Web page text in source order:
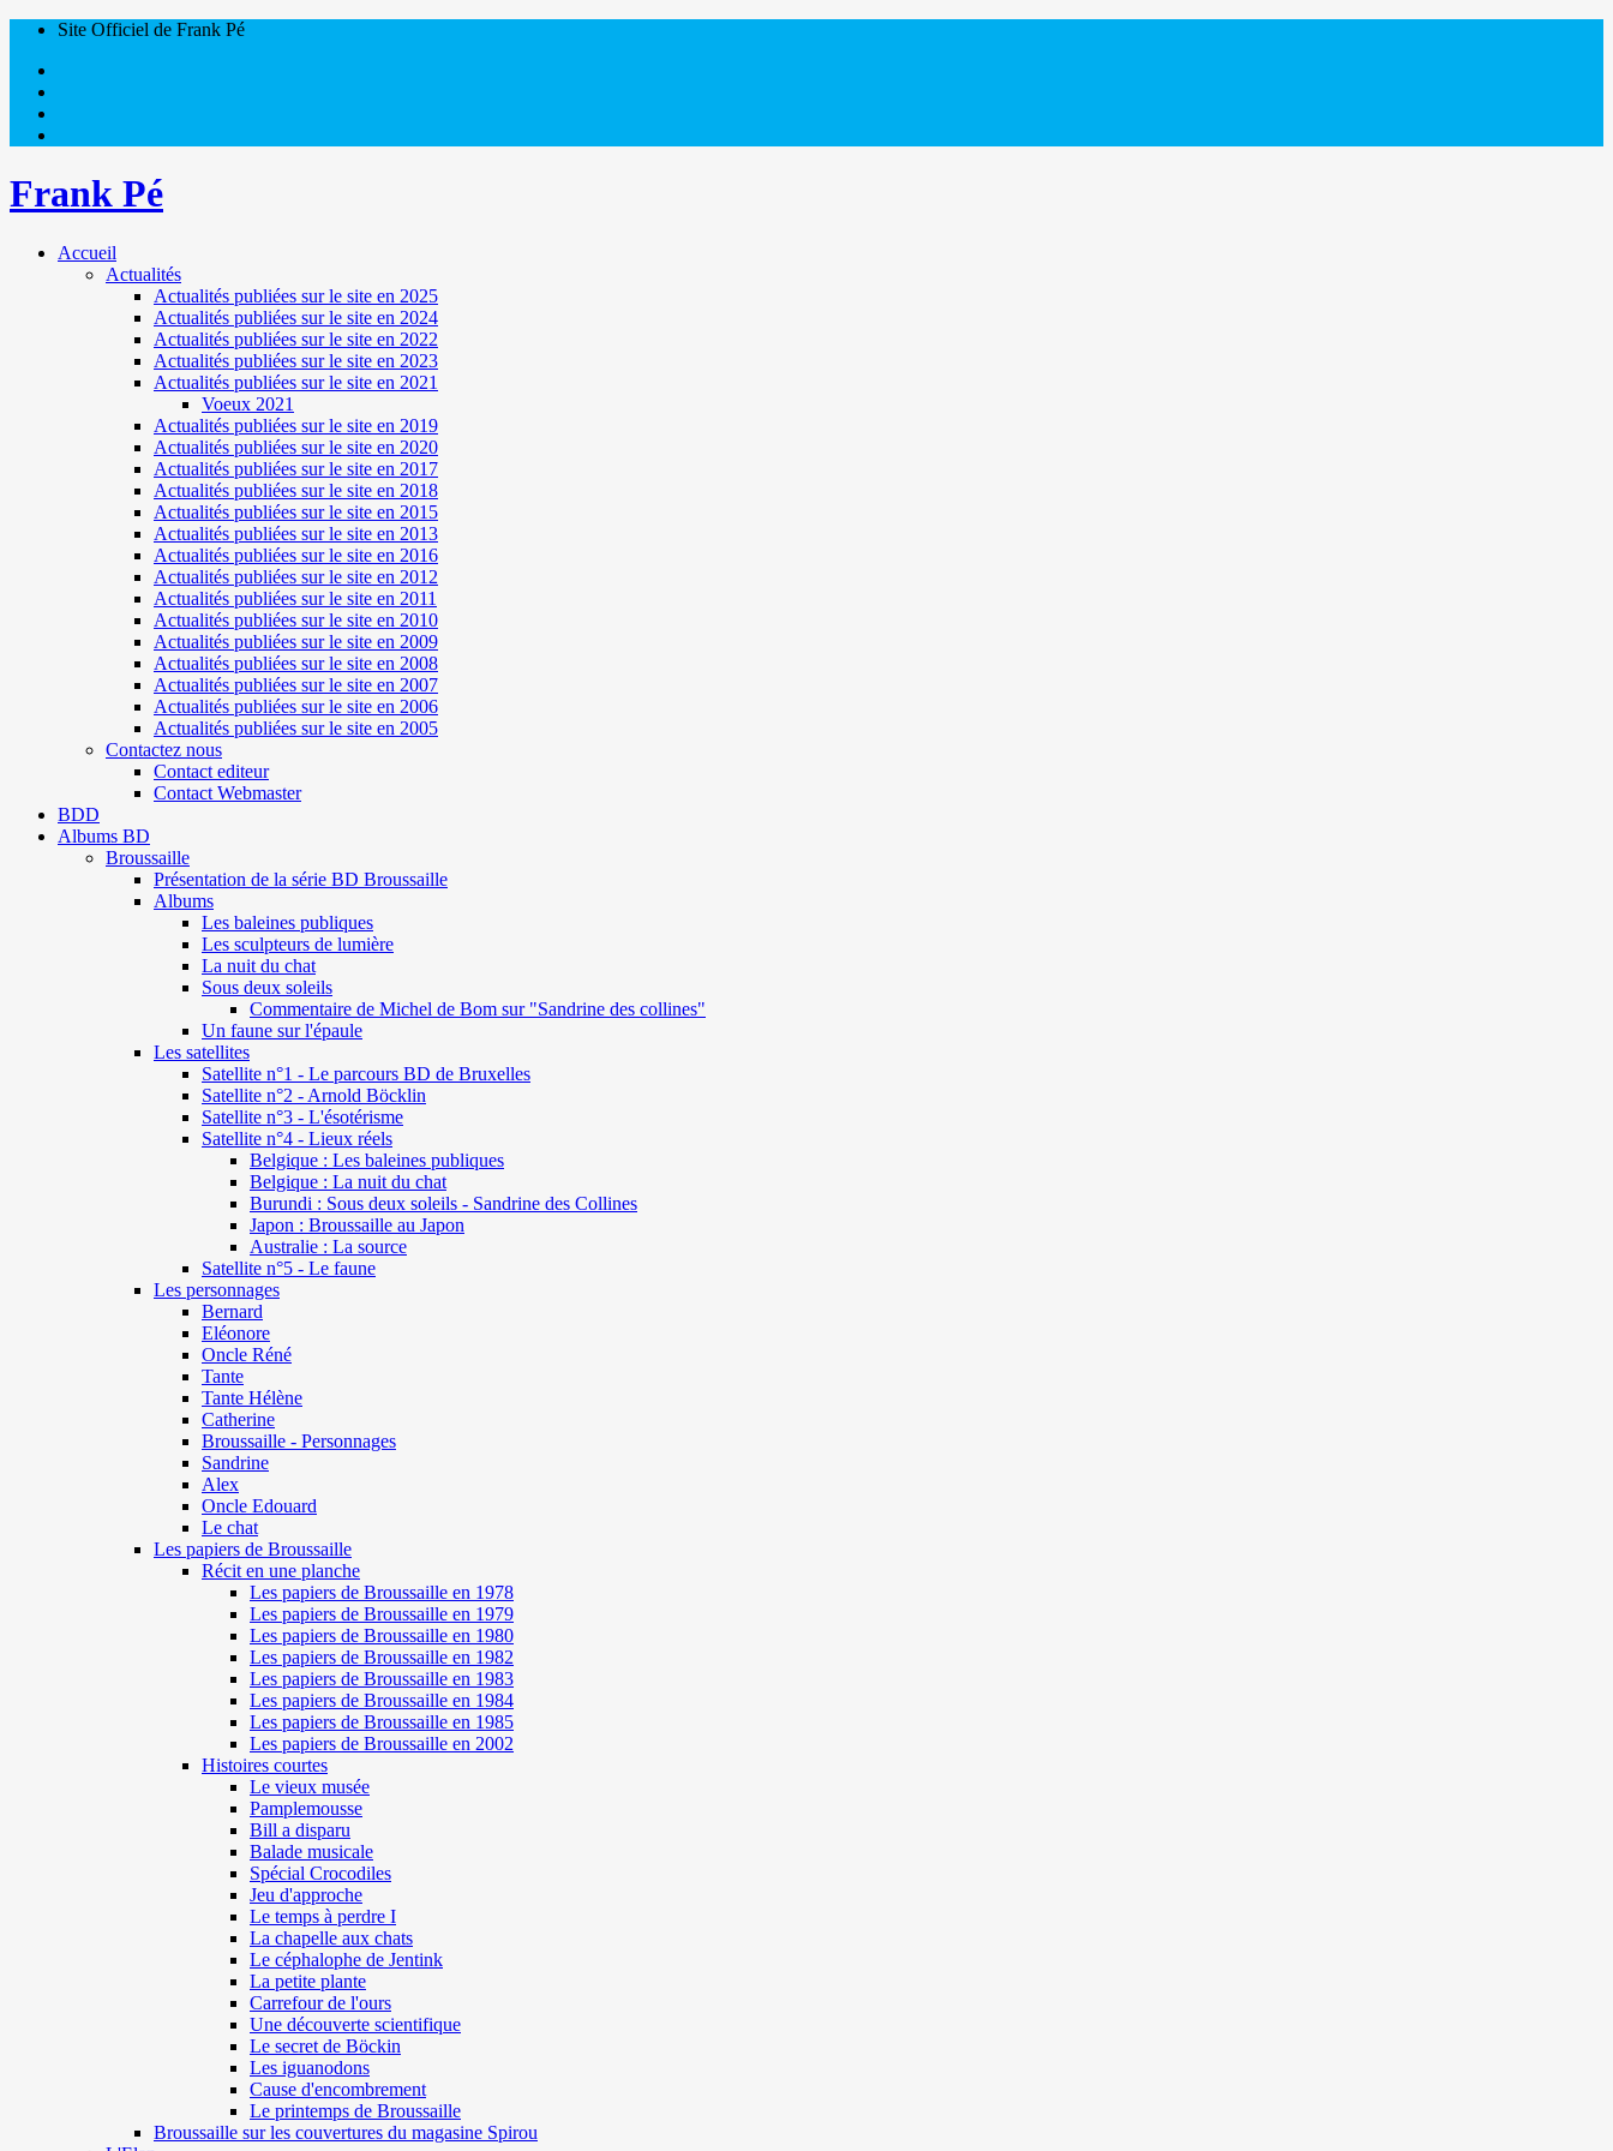
Site Officiel de Frank Pé
Frank Pé
Accueil
Actualités
Actualités publiées sur le site en 2025
Actualités publiées sur le site en 2024
Actualités publiées sur le site en 2022
Actualités publiées sur le site en 2023
Actualités publiées sur le site en 2021
Voeux 2021
Actualités publiées sur le site en 2019
Actualités publiées sur le site en 2020
Actualités publiées sur le site en 2017
Actualités publiées sur le site en 2018
Actualités publiées sur le site en 2015
Actualités publiées sur le site en 2013
Actualités publiées sur le site en 2016
Actualités publiées sur le site en 2012
Actualités publiées sur le site en 2011
Actualités publiées sur le site en 2010
Actualités publiées sur le site en 2009
Actualités publiées sur le site en 2008
Actualités publiées sur le site en 2007
Actualités publiées sur le site en 2006
Actualités publiées sur le site en 2005
Contactez nous
Contact editeur
Contact Webmaster
BDD
Albums BD
Broussaille
Présentation de la série BD Broussaille
Albums
Les baleines publiques
Les sculpteurs de lumière
La nuit du chat
Sous deux soleils
Commentaire de Michel de Bom sur "Sandrine des collines"
Un faune sur l'épaule
Les satellites
Satellite n°1 - Le parcours BD de Bruxelles
Satellite n°2 - Arnold Böcklin
Satellite n°3 - L'ésotérisme
Satellite n°4 - Lieux réels
Belgique : Les baleines publiques
Belgique : La nuit du chat
Burundi : Sous deux soleils - Sandrine des Collines
Japon : Broussaille au Japon
Australie : La source
Satellite n°5 - Le faune
Les personnages
Bernard
Eléonore
Oncle Réné
Tante
Tante Hélène
Catherine
Broussaille - Personnages
Sandrine
Alex
Oncle Edouard
Le chat
Les papiers de Broussaille
Récit en une planche
Les papiers de Broussaille en 1978
Les papiers de Broussaille en 1979
Les papiers de Broussaille en 1980
Les papiers de Broussaille en 1982
Les papiers de Broussaille en 1983
Les papiers de Broussaille en 1984
Les papiers de Broussaille en 1985
Les papiers de Broussaille en 2002
Histoires courtes
Le vieux musée
Pamplemousse
Bill a disparu
Balade musicale
Spécial Crocodiles
Jeu d'approche
Le temps à perdre I
La chapelle aux chats
Le céphalophe de Jentink
La petite plante
Carrefour de l'ours
Une découverte scientifique
Le secret de Böckin
Les iguanodons
Cause d'encombrement
Le printemps de Broussaille
Broussaille sur les couvertures du magasine Spirou